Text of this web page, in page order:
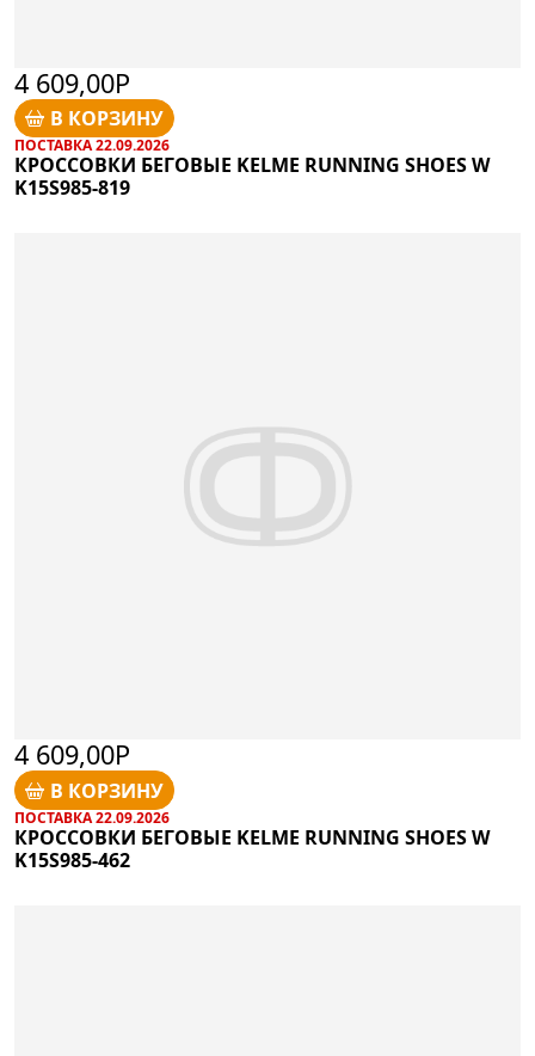
4 609,00Р
В КОРЗИНУ
ПОСТАВКА 22.09.2026
КРОССОВКИ БЕГОВЫЕ KELME RUNNING SHOES W
K15S985-819
4 609,00Р
В КОРЗИНУ
ПОСТАВКА 22.09.2026
КРОССОВКИ БЕГОВЫЕ KELME RUNNING SHOES W
K15S985-462